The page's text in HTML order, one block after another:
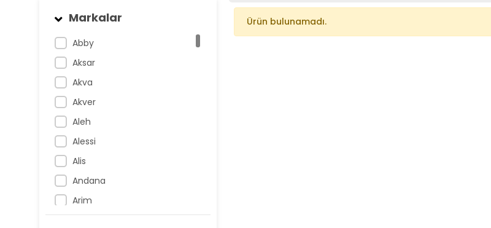
Markalar
Abby
Aksar
Akva
Akver
Aleh
Alessi
Alis
Andana
Arim
Ürün bulunamadı.